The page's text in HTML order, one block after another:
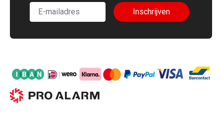
Inschrijven